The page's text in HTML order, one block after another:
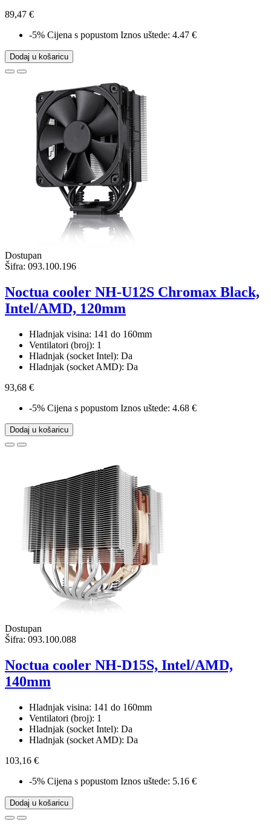
89,47 €
-5% Cijena s popustom Iznos uštede: 4.47 €
Dodaj u košaricu
Dostupan
Šifra: 093.100.196
Noctua cooler NH-U12S Chromax Black,
Intel/AMD, 120mm
Hladnjak visina: 141 do 160mm
Ventilatori (broj): 1
Hladnjak (socket Intel): Da
Hladnjak (socket AMD): Da
93,68 €
-5% Cijena s popustom Iznos uštede: 4.68 €
Dodaj u košaricu
Dostupan
Šifra: 093.100.088
Noctua cooler NH-D15S, Intel/AMD,
140mm
Hladnjak visina: 141 do 160mm
Ventilatori (broj): 1
Hladnjak (socket Intel): Da
Hladnjak (socket AMD): Da
103,16 €
-5% Cijena s popustom Iznos uštede: 5.16 €
Dodaj u košaricu